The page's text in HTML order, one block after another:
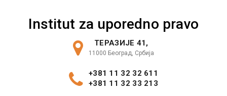
Institut za uporedno pravo
ТЕРАЗИЈЕ 41,
11000 Београд, Србија
+381 11 32 32 611
+381 11 32 33 213